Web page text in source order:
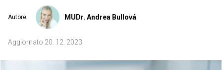
Autore: MUDr. Andrea Bullová
Aggiornato 20. 12. 2023